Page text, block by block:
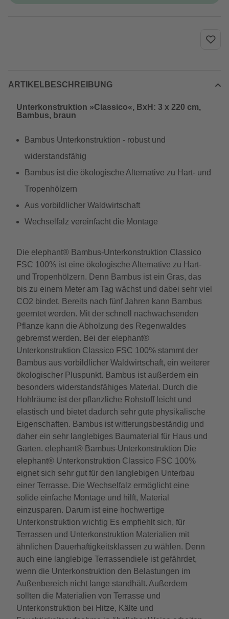
ARTIKELBESCHREIBUNG
Unterkonstruktion »Classico«, BxH: 3 x 220 cm,
Bambus, braun
Bambus Unterkonstruktion - robust und
widerstandsfähig
Bambus ist die ökologische Alternative zu Hart- und
Tropenhölzern
Aus vorbildlicher Waldwirtschaft
Wechselfalz vereinfacht die Montage
Die elephant® Bambus-Unterkonstruktion Classico
FSC 100% ist eine ökologische Alternative zu Hart-
und Tropenhölzern. Denn Bambus ist ein Gras, das
bis zu einem Meter am Tag wächst und dabei sehr viel
CO2 bindet. Bereits nach fünf Jahren kann Bambus
geerntet werden. Mit der schnell nachwachsenden
Pflanze kann die Abholzung des Regenwaldes
gebremst werden. Bei der elephant®
Unterkonstruktion Classico FSC 100% stammt der
Bambus aus vorbildlicher Waldwirtschaft, ein weiterer
ökologischer Pluspunkt. Bambus ist außerdem ein
besonders widerstandsfähiges Material. Durch die
Hohlräume ist der pflanzliche Rohstoff leicht und
elastisch und bietet dadurch sehr gute physikalische
Eigenschaften. Bambus ist witterungsbeständig und
daher ein sehr langlebiges Baumaterial für Haus und
Garten. elephant® Bambus-Unterkonstruktion Die
elephant® Unterkonstruktion Classico FSC 100%
eignet sich sehr gut für den langlebigen Unterbau
einer Terrasse. Die Wechselfalz ermöglicht eine
solide einfache Montage und hilft, Material
einzusparen. Darum ist eine hochwertige
Unterkonstruktion wichtig Es empfiehlt sich, für
Terrassen und Unterkonstruktion Materialien mit
ähnlichen Dauerhaftigkeitsklassen zu wählen. Denn
auch eine langlebige Terrassendiele ist gefährdet,
wenn die Unterkonstruktion den Belastungen im
Außenbereich nicht lange standhält. Außerdem
sollten die Materialien von Terrasse und
Unterkonstruktion bei Hitze, Kälte und